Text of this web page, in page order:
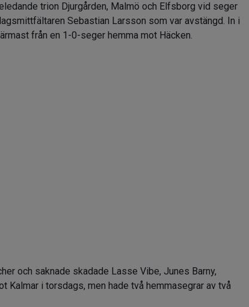
trion Djurgården, Malmö och Elfsborg vid seger
Sebastian Larsson som var avstängd. In i
från en 1-0-seger hemma mot Häcken.
och saknade skadade Lasse Vibe, Junes Barny,
Kalmar i torsdags, men hade två hemmasegrar av två